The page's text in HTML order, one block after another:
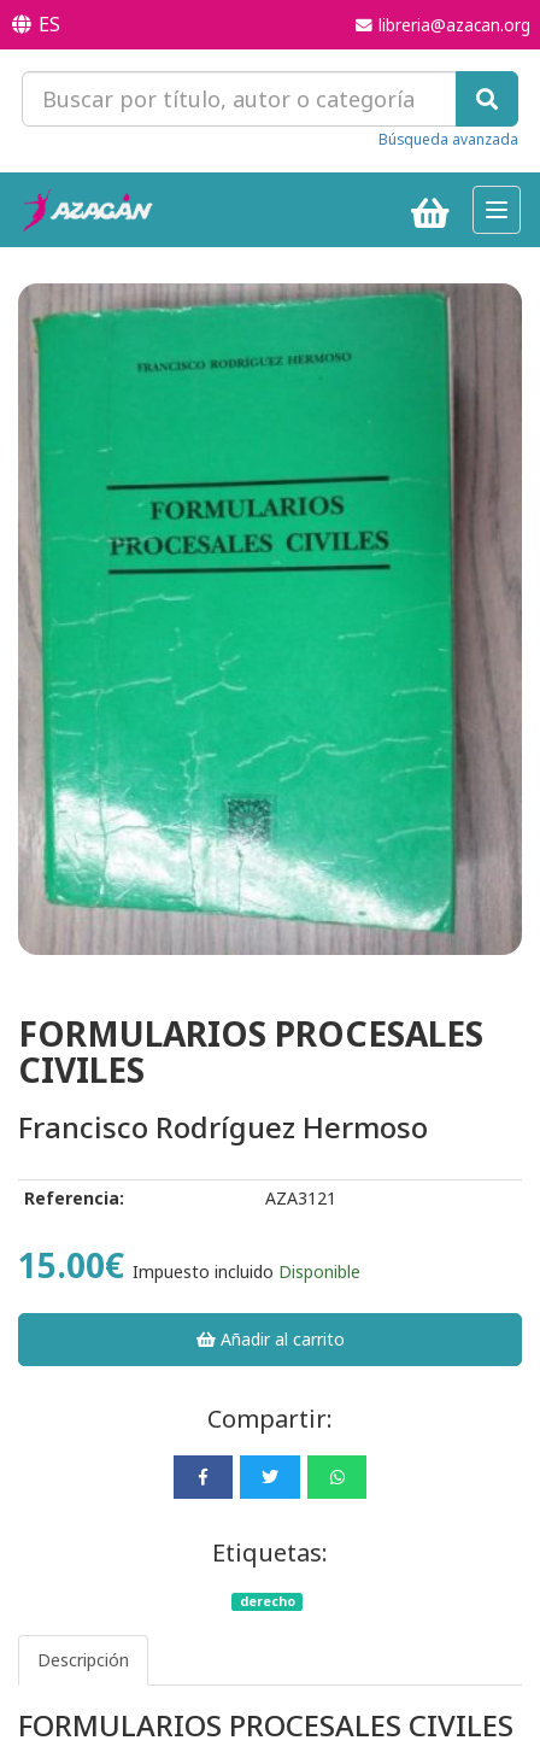
ES libreria@azacan.org
Búsqueda avanzada
FORMULARIOS PROCESALES
CIVILES
Francisco Rodríguez Hermoso
Referencia: AZA3121
15.00€ Impuesto incluido Disponible
Añadir al carrito
Compartir:
Etiquetas:
derecho
Descripción
FORMULARIOS PROCESALES CIVILES